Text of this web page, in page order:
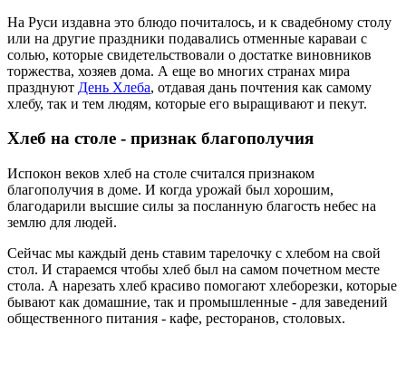
На Руси издавна это блюдо почиталось, и к свадебному столу
или на другие праздники подавались отменные караваи с
солью, которые свидетельствовали о достатке виновников
торжества, хозяев дома. А еще во многих странах мира
празднуют День Хлеба, отдавая дань почтения как самому
хлебу, так и тем людям, которые его выращивают и пекут.
Хлеб на столе - признак благополучия
Испокон веков хлеб на столе считался признаком
благополучия в доме. И когда урожай был хорошим,
благодарили высшие силы за посланную благость небес на
землю для людей.
Сейчас мы каждый день ставим тарелочку с хлебом на свой
стол. И стараемся чтобы хлеб был на самом почетном месте
стола. А нарезать хлеб красиво помогают хлеборезки, которые
бывают как домашние, так и промышленные - для заведений
общественного питания - кафе, ресторанов, столовых.